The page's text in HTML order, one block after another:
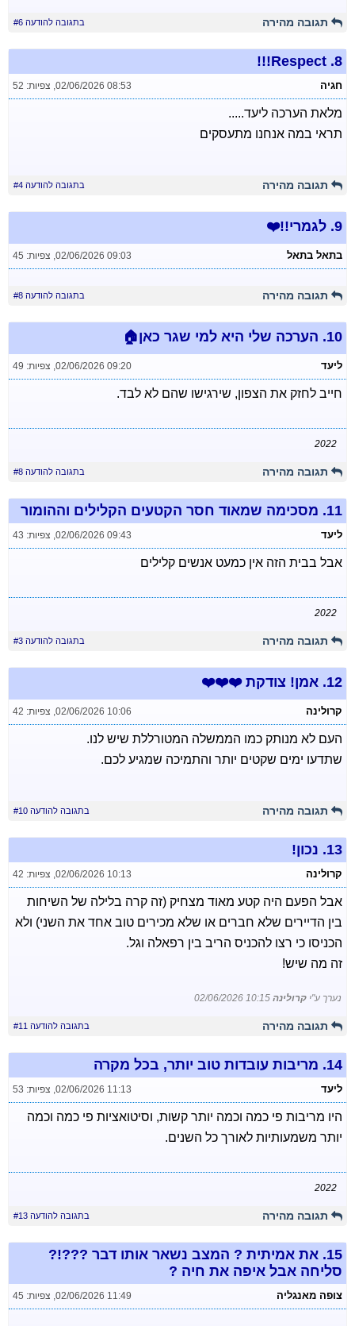
תגובה מהירה בתגובה להודעה #6
8.
חגיה 02/06/2026 08:53
, צפיות: 52
מלאת הערכה ליעד.....
תראי במה אנחנו מתעסקים
תגובה מהירה בתגובה להודעה #4
9. לגמרי!!❤️
בתאל בתאל 02/06/2026 09:03
, צפיות: 45
תגובה מהירה בתגובה להודעה #8
10. הערכה שלי היא למי שגר כאן🏠
ליעד 02/06/2026 09:20
, צפיות: 49
חייב לחזק את הצפון, שירגישו שהם לא לבד.
2022
תגובה מהירה בתגובה להודעה #8
11. מסכימה שמאוד חסר הקטעים הקלילים וההומור
ליעד 02/06/2026 09:43
, צפיות: 43
אבל בבית הזה אין כמעט אנשים קלילים
2022
תגובה מהירה בתגובה להודעה #3
12. אמן! צודקת ❤️❤️❤️
קרולינה 02/06/2026 10:06
, צפיות: 42
העם לא מנותק כמו הממשלה המטורללת שיש לנו.
שתדעו ימים שקטים יותר והתמיכה שמגיע לכם.
תגובה מהירה בתגובה להודעה #10
13. נכון!
קרולינה 02/06/2026 10:13
, צפיות: 42
אבל הפעם היה קטע מאוד מצחיק (זה קרה בלילה של השיחות
בין הדיירים שלא חברים או שלא מכירים טוב אחד את השני) ולא
הכניסו כי רצו להכניס הריב בין רפאלה וגל.
זה מה שיש!
נערך ע"י קרולינה 02/06/2026 10:15
תגובה מהירה בתגובה להודעה #11
14. מריבות עובדות טוב יותר, בכל מקרה
ליעד 02/06/2026 11:13
, צפיות: 53
היו מריבות פי כמה וכמה יותר קשות, וסיטואציות פי כמה וכמה
יותר משמעותיות לאורך כל השנים.
2022
תגובה מהירה בתגובה להודעה #13
15. את אמיתית ? המצב נשאר אותו דבר ???!?
סליחה אבל איפה את חיה ?
צופה מאנגליה 02/06/2026 11:49
, צפיות: 45